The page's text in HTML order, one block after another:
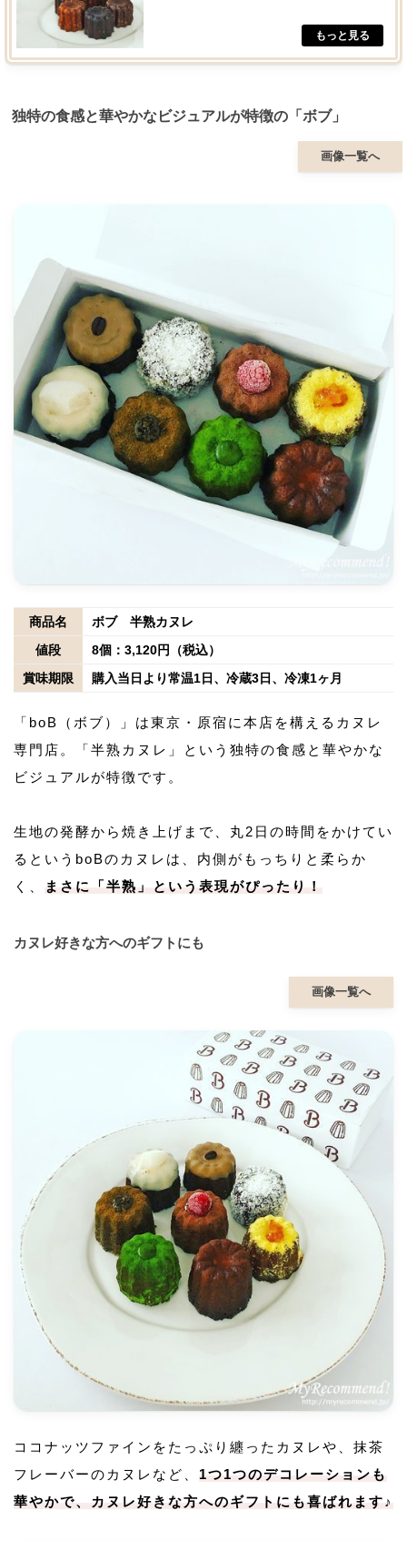
独特の食感と華やかなビジュアルが特徴の「ボブ」
画像一覧へ
商品名
ボブ 半熟カヌレ
値段
8個：3,120円（税込）
賞味期限
購入当日より常温1日、冷蔵3日、冷凍1ヶ月
「boB（ボブ）」は東京・原宿に本店を構えるカヌレ
専門店。「半熟カヌレ」という独特の食感と華やかな
ビジュアルが特徴です。
生地の発酵から焼き上げまで、丸2日の時間をかけてい
るというboBのカヌレは、内側がもっちりと柔らか
く、
まさに「半熟」という表現がぴったり！
カヌレ好きな方へのギフトにも
画像一覧へ
ココナッツファインをたっぷり纏ったカヌレや、抹茶
フレーバーのカヌレなど、 1つ1つのデコレーションも
華やかで、カヌレ好きな方へのギフトにも喜ばれます♪